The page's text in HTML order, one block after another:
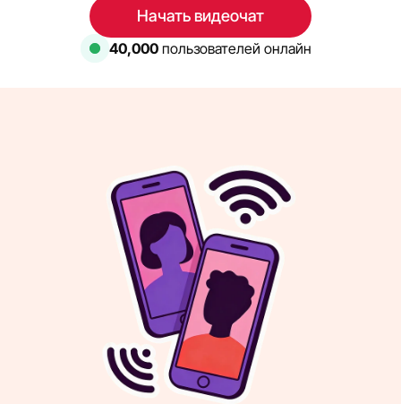
Начать видеочат
40,000 пользователей онлайн